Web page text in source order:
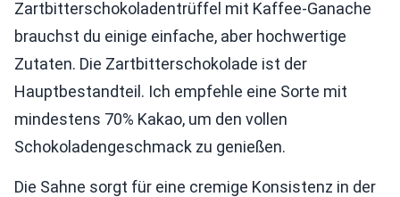
Zartbitterschokoladentrüffel mit Kaffee-Ganache
brauchst du einige einfache, aber hochwertige
Zutaten. Die Zartbitterschokolade ist der
Hauptbestandteil. Ich empfehle eine Sorte mit
mindestens 70% Kakao, um den vollen
Schokoladengeschmack zu genießen.
Die Sahne sorgt für eine cremige Konsistenz in der